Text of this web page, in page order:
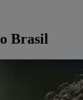
Brasil